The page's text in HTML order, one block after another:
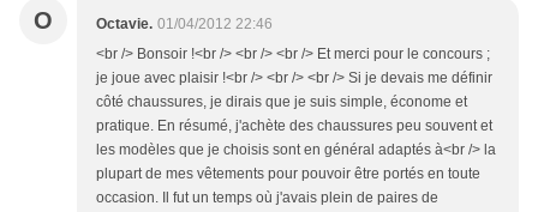
O Octavie. 01/04/2012 22:46
<br /> Bonsoir !<br /> <br /> <br /> Et merci pour le concours ;
je joue avec plaisir !<br /> <br /> <br /> Si je devais me définir
côté chaussures, je dirais que je suis simple, économe et
pratique. En résumé, j'achète des chaussures peu souvent et
les modèles que je choisis sont en général adaptés à<br /> la
plupart de mes vêtements pour pouvoir être portés en toute
occasion. Il fut un temps où j'avais plein de paires de